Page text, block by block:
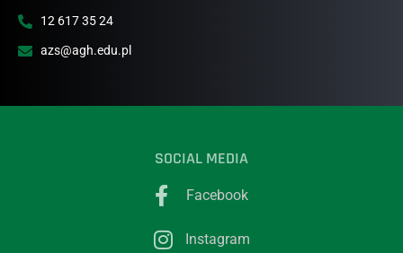
12 617 35 24
azs@agh.edu.pl
SOCIAL MEDIA
Facebook
Instagram